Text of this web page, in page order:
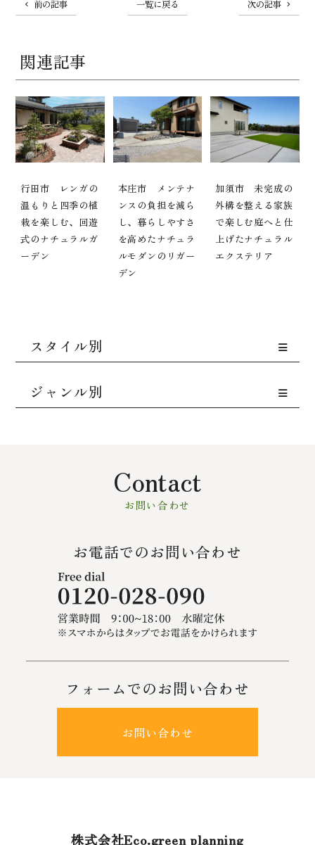
前の記事 一覧に戻る 次の記事
関連記事
行田市 レンガの
温もりと四季の植
栽を楽しむ、回遊
式のナチュラルガ
ーデン
本庄市 メンテナ
ンスの負担を減ら
し、暮らしやすさ
を高めたナチュラ
ルモダンのリガー
デン
加須市 未完成の
外構を整える家族
で楽しむ庭へと仕
上げたナチュラル
エクステリア
スタイル別
ジャンル別
Contact
お問い合わせ
お電話でのお問い合わせ
フォームでのお問い合わせ
お問い合わせ
株式会社Eco.green planning